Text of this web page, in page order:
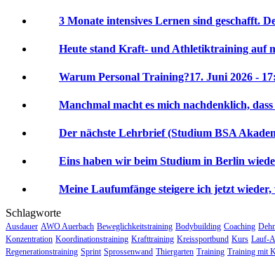
3 Monate intensives Lernen sind geschafft.
Heute stand Kraft- und Athletiktraining auf
Warum Personal Training?17. Juni 2026 -
Manchmal macht es mich nachdenklich,
Der nächste Lehrbrief (Studium BSA
Eins haben wir beim Studium in Berlin
Meine Laufumfänge steigere ich jetzt wieder,
Schlagworte
Ausdauer AWO Auerbach Beweglichkeitstraining Bodybuilding Coaching
Konzentration Koordinationstraining Krafttraining Kreissportbund Kurs Lauf-
Regenerationstraining Sprint Sprossenwand Thiergarten Training Training mit